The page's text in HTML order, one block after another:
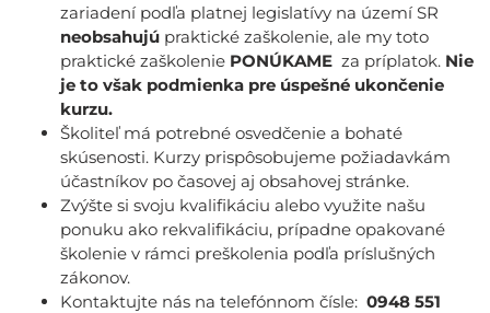
zariadení podľa platnej legislatívy na území SR
neobsahujú praktické zaškolenie, ale my toto
praktické zaškolenie PONÚKAME za príplatok. Nie
je to však podmienka pre úspešné ukončenie
kurzu.
Školiteľ má potrebné osvedčenie a bohaté
skúsenosti. Kurzy prispôsobujeme požiadavkám
účastníkov po časovej aj obsahovej stránke.
Zvýšte si svoju kvalifikáciu alebo využite našu
ponuku ako rekvalifikáciu, prípadne opakované
školenie v rámci preškolenia podľa príslušných
zákonov.
Kontaktujte nás na telefónnom čísle: 0948 551